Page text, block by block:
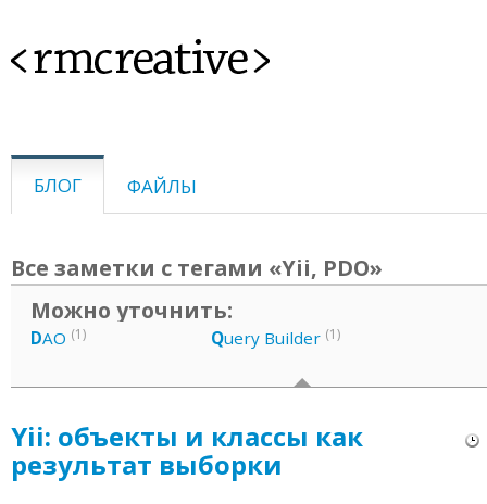
<rmcreative>
БЛОГ ФАЙЛЫ
Все заметки с тегами «Yii, PDO»
Можно уточнить:
DAO (1) Query Builder (1)
Yii: объекты и классы как
результат выборки